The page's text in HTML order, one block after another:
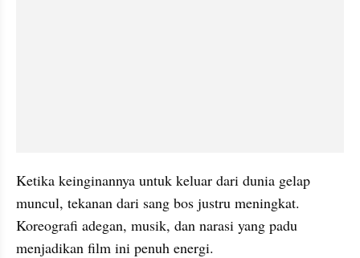
Ketika keinginannya untuk keluar dari dunia gelap
muncul, tekanan dari sang bos justru meningkat.
Koreografi adegan, musik, dan narasi yang padu
menjadikan film ini penuh energi.